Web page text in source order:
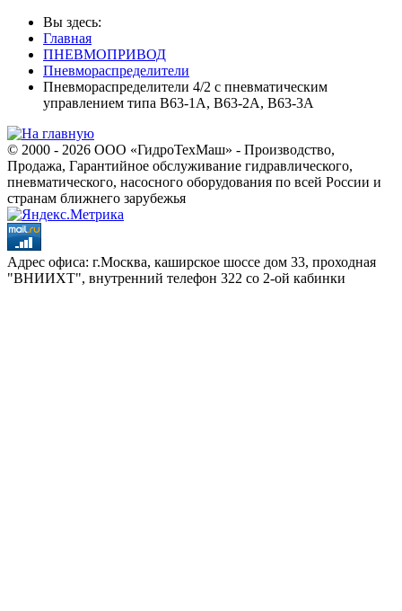
Вы здесь:
Главная
ПНЕВМОПРИВОД
Пневмораспределители
Пневмораспределители 4/2 с пневматическим
управлением типа В63-1А, В63-2А, В63-3А
© 2000 - 2026 ООО «ГидроТехМаш» - Производство,
Продажа, Гарантийное обслуживание гидравлического,
пневматического, насосного оборудования по всей России и
странам ближнего зарубежья
Адрес офиса: г.Москва, каширское шоссе дом 33, проходная
"ВНИИХТ", внутренний телефон 322 со 2-ой кабинки